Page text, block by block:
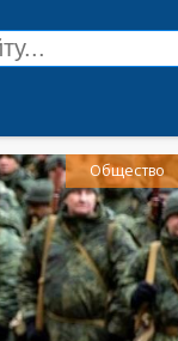
Общество